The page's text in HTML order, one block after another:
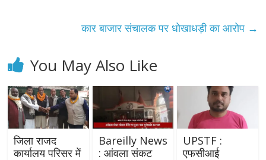
कार बाजार संचालक पर धोखाधड़ी का आरोप →
You May Also Like
जिला राजद
कार्यालय परिसर में
Bareilly News
: आंवला संकट
UPSTF :
एफसीआई